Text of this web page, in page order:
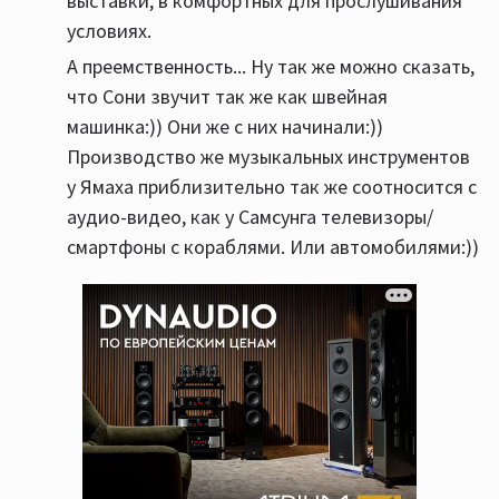
условиях.
А преемственность... Ну так же можно сказать,
что Сони звучит так же как швейная
машинка:)) Они же с них начинали:))
Производство же музыкальных инструментов
у Ямаха приблизительно так же соотносится с
аудио-видео, как у Самсунга телевизоры/
смартфоны с кораблями. Или автомобилями:))